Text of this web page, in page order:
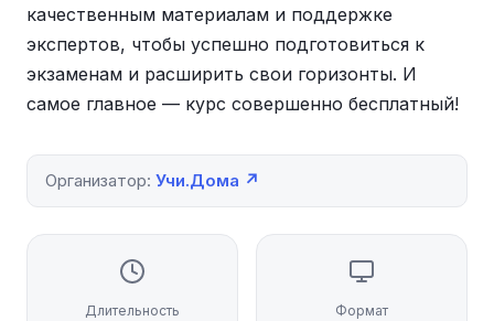
качественным материалам и поддержке
экспертов, чтобы успешно подготовиться к
экзаменам и расширить свои горизонты. И
самое главное — курс совершенно бесплатный!
Организатор: Учи.Дома ↗
Длительность Формат